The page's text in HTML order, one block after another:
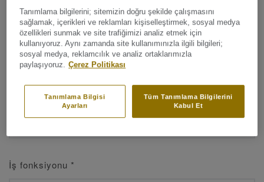
Ad*
Soyad*
İş fonksiyonu *
Tanımlama bilgilerini; sitemizin doğru şekilde çalışmasını
sağlamak, içerikleri ve reklamları kişiselleştirmek, sosyal medya
özellikleri sunmak ve site trafiğimizi analiz etmek için
kullanıyoruz. Aynı zamanda site kullanımınızla ilgili bilgileri;
sosyal medya, reklamcılık ve analiz ortaklarımızla
paylaşıyoruz. Çerez Politikası
Tüm Tanımlama Bilgilerini
Kabul Et
Tanımlama Bilgisi
Ayarları